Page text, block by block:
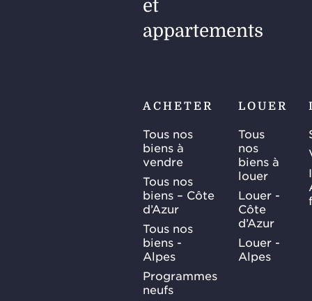
et
appartements
ACHETER
Tous nos
biens à
vendre
Tous nos
biens – Côte
d’Azur
Tous nos
biens -
Alpes
Programmes
neufs
LOUER
Tous
nos
biens à
louer
Louer -
Côte
d’Azur
Louer -
Alpes